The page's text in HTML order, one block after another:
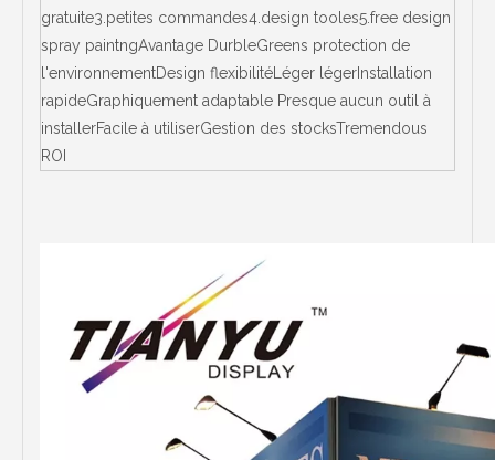
gratuite3.petites commandes4.design tooles5.free design
spray paintngAvantage DurbleGreens protection de
l'environnementDesign flexibilitéLéger légerInstallation
rapideGraphiquement adaptable Presque aucun outil à
installerFacile à utiliserGestion des stocksTremendous
ROI